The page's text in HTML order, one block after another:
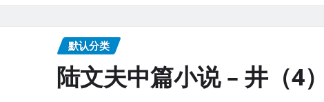
默认分类
陆文夫中篇小说 – 井（4）